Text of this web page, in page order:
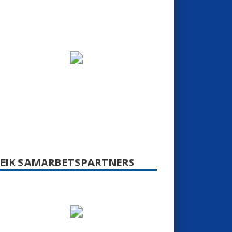
EIK SAMARBETSPARTNERS